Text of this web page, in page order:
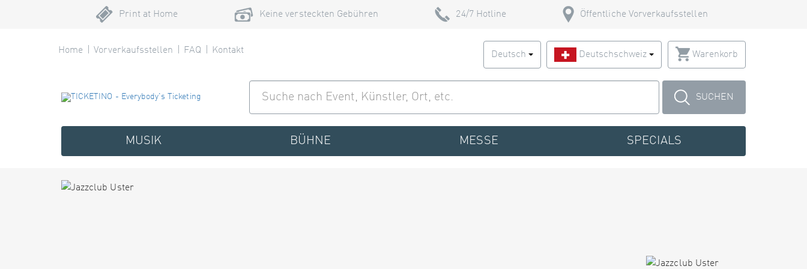
Print at Home Keine versteckten Gebühren 24/7 Hotline Öffentliche Vorverkaufsstellen
Home Vorverkaufsstellen FAQ Kontakt Deutsch Deutschschweiz Warenkorb
SUCHEN
MUSIK BÜHNE MESSE SPECIALS